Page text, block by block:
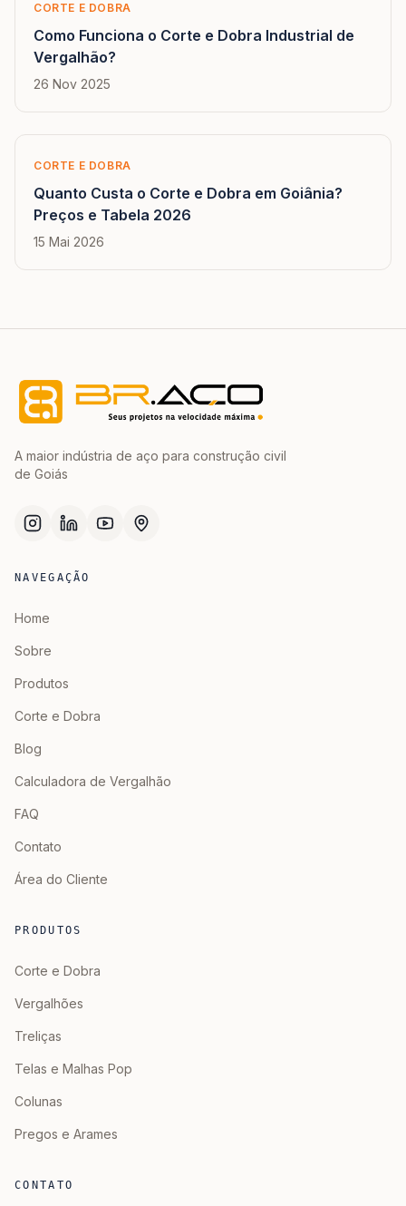
CORTE E DOBRA
Como Funciona o Corte e Dobra Industrial de
Vergalhão?
26 Nov 2025
CORTE E DOBRA
Quanto Custa o Corte e Dobra em Goiânia?
Preços e Tabela 2026
15 Mai 2026
A maior indústria de aço para construção civil
de Goiás
NAVEGAÇÃO
Home
Sobre
Produtos
Corte e Dobra
Blog
Calculadora de Vergalhão
FAQ
Contato
Área do Cliente
PRODUTOS
Corte e Dobra
Vergalhões
Treliças
Telas e Malhas Pop
Colunas
Pregos e Arames
CONTATO